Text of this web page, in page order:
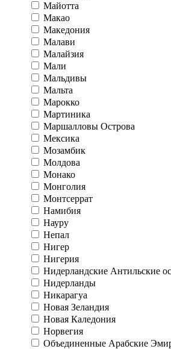
Майотта
Макао
Македония
Малави
Малайзия
Мали
Мальдивы
Мальта
Марокко
Мартиника
Маршалловы Острова
Мексика
Мозамбик
Молдова
Монако
Монголия
Монтсеррат
Намибия
Науру
Непал
Нигер
Нигерия
Нидерландские Антильские
Нидерланды
Никарагуа
Новая Зеландия
Новая Каледония
Норвегия
Объединенные Арабские